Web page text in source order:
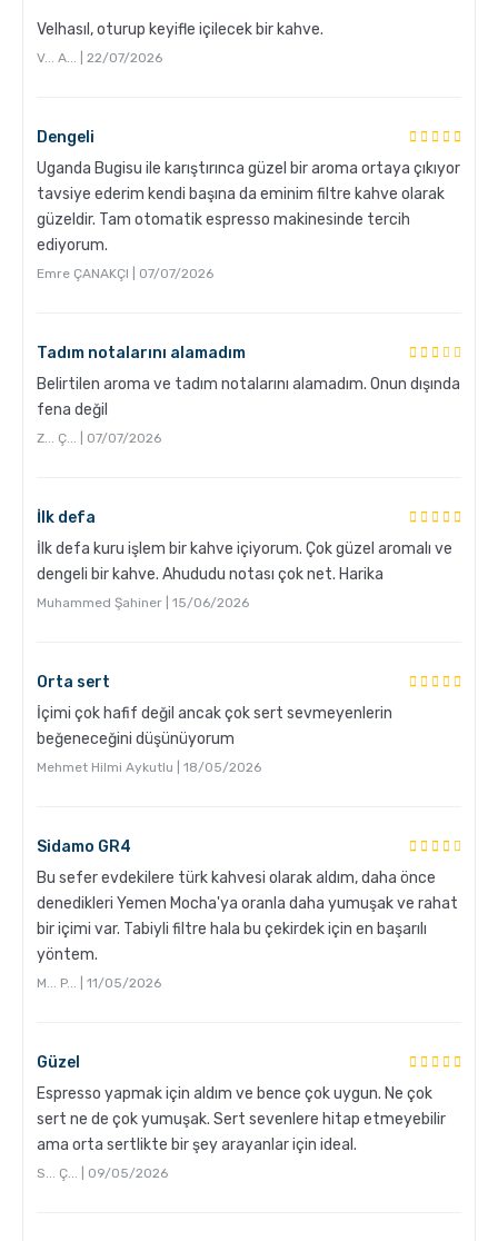
Hangi Demleme İçin Nasıl Kahve Öğütülmeli?
Grosche Milano Çelik Moka Pot
Velhasıl, oturup keyifle içilecek bir kahve.
V... A... | 22/07/2026
Dengeli
Uganda Bugisu ile karıştırınca güzel bir aroma ortaya çıkıyor
tavsiye ederim kendi başına da eminim filtre kahve olarak
güzeldir. Tam otomatik espresso makinesinde tercih
ediyorum.
Emre ÇANAKÇI | 07/07/2026
Tadım notalarını alamadım
Belirtilen aroma ve tadım notalarını alamadım. Onun dışında
fena değil
Z... Ç... | 07/07/2026
İlk defa
İlk defa kuru işlem bir kahve içiyorum. Çok güzel aromalı ve
dengeli bir kahve. Ahududu notası çok net. Harika
Muhammed Şahiner | 15/06/2026
Orta sert
İçimi çok hafif değil ancak çok sert sevmeyenlerin
beğeneceğini düşünüyorum
Mehmet Hilmi Aykutlu | 18/05/2026
Sidamo GR4
Bu sefer evdekilere türk kahvesi olarak aldım, daha önce
denedikleri Yemen Mocha'ya oranla daha yumuşak ve rahat
bir içimi var. Tabiyli filtre hala bu çekirdek için en başarılı
yöntem.
M... P... | 11/05/2026
Güzel
Espresso yapmak için aldım ve bence çok uygun. Ne çok
sert ne de çok yumuşak. Sert sevenlere hitap etmeyebilir
ama orta sertlikte bir şey arayanlar için ideal.
S... Ç... | 09/05/2026